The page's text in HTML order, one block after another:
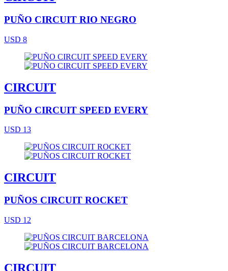
PUÑO CIRCUIT RIO NEGRO
USD 8
CIRCUIT
PUÑO CIRCUIT SPEED EVERY
USD 13
CIRCUIT
PUÑOS CIRCUIT ROCKET
USD 12
CIRCUIT